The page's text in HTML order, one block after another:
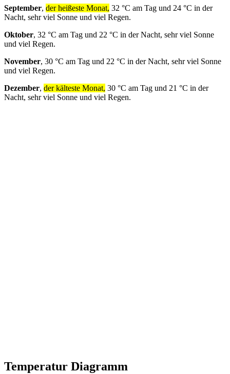
September, der heißeste Monat, 32 °C am Tag und 24 °C in der
Nacht, sehr viel Sonne und viel Regen.
Oktober, 32 °C am Tag und 22 °C in der Nacht, sehr viel Sonne
und viel Regen.
November, 30 °C am Tag und 22 °C in der Nacht, sehr viel Sonne
und viel Regen.
Dezember, der kälteste Monat, 30 °C am Tag und 21 °C in der
Nacht, sehr viel Sonne und viel Regen.
Temperatur Diagramm